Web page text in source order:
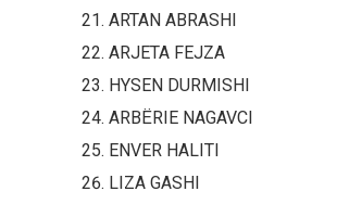
ARTAN ABRASHI
ARJETA FEJZA
HYSEN DURMISHI
ARBËRIE NAGAVCI
ENVER HALITI
LIZA GASHI